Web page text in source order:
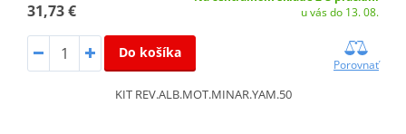
31,73 €
u vás do 13. 08.
Do košíka
Porovnať
KIT REV.ALB.MOT.MINAR.YAM.50